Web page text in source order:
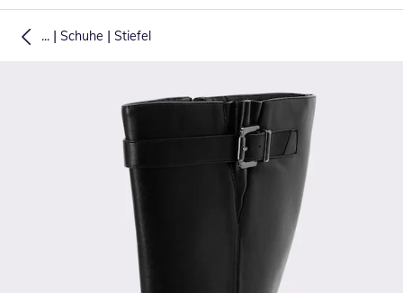
... | Schuhe | Stiefel